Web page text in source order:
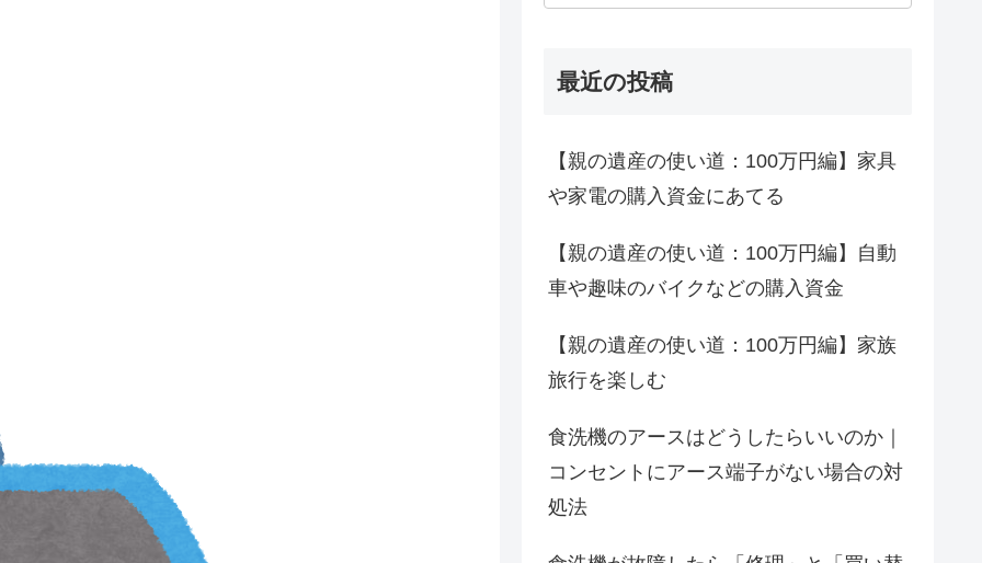
最近の投稿
【親の遺産の使い道：100万円編】家具
や家電の購入資金にあてる
【親の遺産の使い道：100万円編】自動
車や趣味のバイクなどの購入資金
【親の遺産の使い道：100万円編】家族
旅行を楽しむ
食洗機のアースはどうしたらいいのか｜
コンセントにアース端子がない場合の対
処法